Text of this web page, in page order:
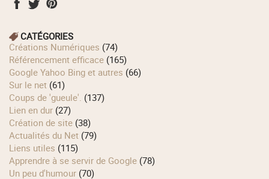
CATÉGORIES
Créations Numériques (74)
Référencement efficace (165)
Google Yahoo Bing et autres (66)
Sur le net (61)
Coups de 'gueule'. (137)
Lien en dur (27)
Création de site (38)
Actualités du Net (79)
Liens utiles (115)
Apprendre à se servir de Google (78)
Un peu d'humour (70)